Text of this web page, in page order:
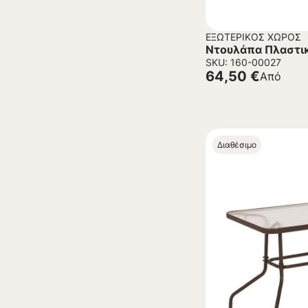
ΕΞΩΤΕΡΙΚΌΣ ΧΏΡΟΣ
Ντουλάπα
SKU: 160-00027
Από
64,50 €
Διαθέσιμο